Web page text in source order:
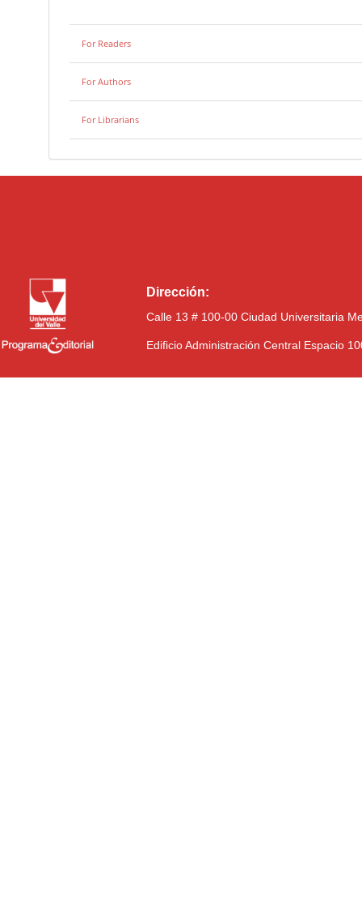
For Readers
For Authors
For Librarians
Dirección:
Calle 13 # 100-00 Ciudad Universitaria
Edificio Administración Central Espacio